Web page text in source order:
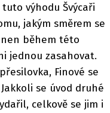
výhodu Švýcaři
jakým směrem se
během této
jednou zasahovat.
Finové se
se úvod druhé
celkově se jim i